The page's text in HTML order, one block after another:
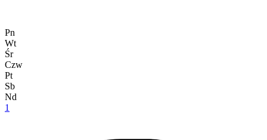
Pn
Wt
Śr
Czw
Pt
Sb
Nd
1